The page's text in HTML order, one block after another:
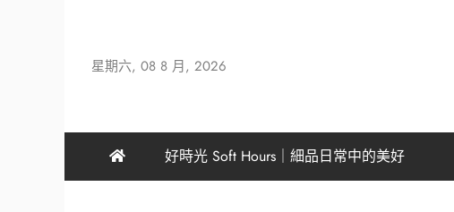
星期六, 08 8 月, 2026
好時光 Soft Hours｜細品日常中的美好